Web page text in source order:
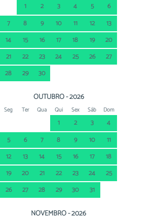
1 2 3 4 5
6
7
8 9 10 11 12
13
14
15 16 17 18 19
20
21
22 23 24 25 26
27
28
29 30
OUTUBRO - 2026
Seg Ter Qua Qui Sex Sáb Dom
1 2 3
4
5
6 7 8 9 10
11
12
13 14 15 16 17
18
19
20 21 22 23 24
25
26
27 28 29 30 31
NOVEMBRO - 2026